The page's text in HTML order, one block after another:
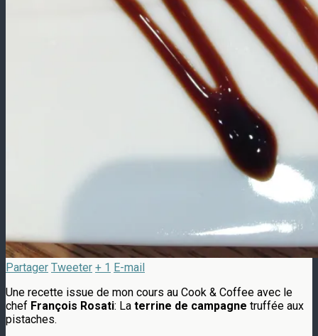
Partager Tweeter + 1 E-mail
Une recette issue de mon cours au Cook & Coffee avec le
chef François Rosati: La terrine de campagne truffée aux
pistaches.